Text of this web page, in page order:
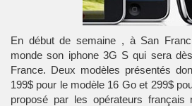
En début de semaine , à San
monde son iphone 3G S qui sera
France. Deux modèles présentés
199$ pour le modèle 16 Go et 299$
proposé par les opérateurs français